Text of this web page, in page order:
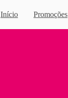
Início Promoções